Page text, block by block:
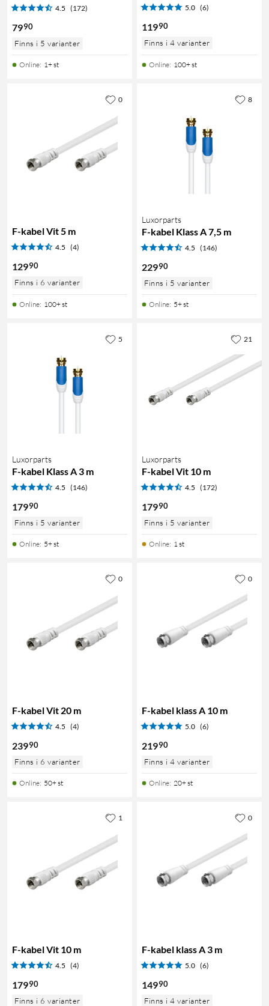
4.5 (172)
7990
Finns i 5 varianter
Online: 1+ st
5.0 (6)
11990
Finns i 4 varianter
Online: 100+ st
F-kabel Vit 5 m
4.5 (4)
12990
Finns i 6 varianter
Online: 100+ st
0
Luxorparts
F-kabel Klass A 7,5 m
4.5 (146)
22990
Finns i 5 varianter
Online: 5+ st
8
Luxorparts
F-kabel Klass A 3 m
4.5 (146)
17990
Finns i 5 varianter
Online: 5+ st
5
Luxorparts
F-kabel Vit 10 m
4.5 (172)
17990
Finns i 5 varianter
Online: 1 st
21
F-kabel Vit 20 m
4.5 (4)
23990
Finns i 6 varianter
Online: 50+ st
0
F-kabel klass A 10 m
5.0 (6)
21990
Finns i 4 varianter
Online: 20+ st
0
F-kabel Vit 10 m
4.5 (4)
17990
Finns i 6 varianter
1
F-kabel klass A 3 m
5.0 (6)
14990
Finns i 4 varianter
0